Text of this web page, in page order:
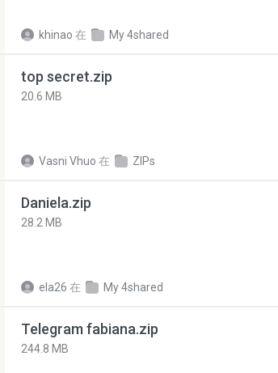
khinao 在 My 4shared
top secret.zip
20.6 MB
Vasni Vhuo 在 ZIPs
Daniela.zip
28.2 MB
ela26 在 My 4shared
Telegram fabiana.zip
244.8 MB